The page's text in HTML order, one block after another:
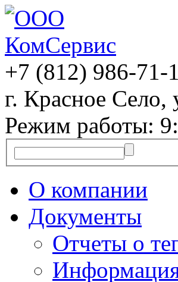
+7 (812) 986-71-
г. Красное
Режим работы:
О компании
Документы
Отчеты о